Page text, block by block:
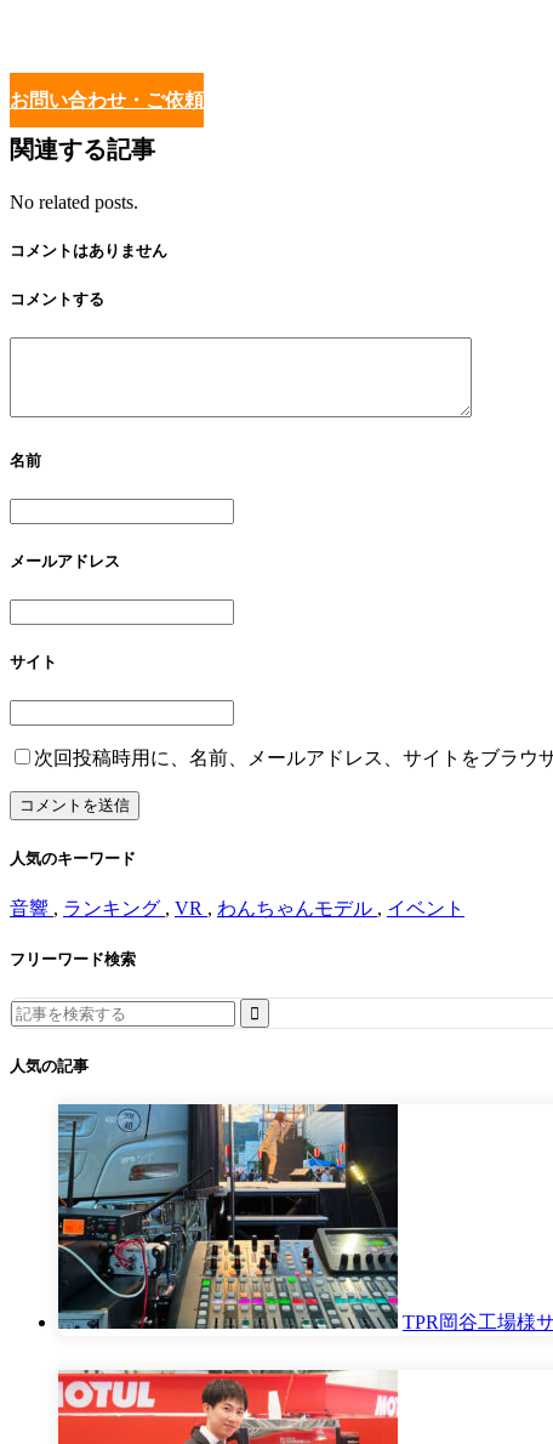
お問い合わせ・ご依頼
関連する記事
No related posts.
コメントはありません
コメントする
名前
メールアドレス
サイト
次回投稿時用に、名前、メールアドレス、サイトをブラウ
人気のキーワード
音響 , ランキング , VR , わんちゃんモデル , イベント
フリーワード検索
Search
for:
人気の記事
TPR岡谷工場様